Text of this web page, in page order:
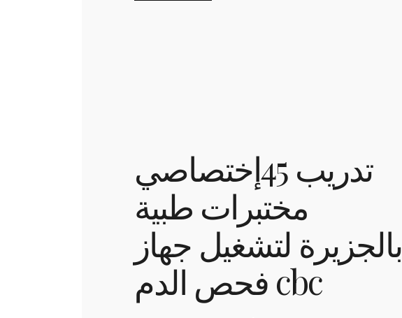
تدريب 45إختصاصي
مختبرات طبية
بالجزيرة لتشغيل جهاز
فحص الدم cbc